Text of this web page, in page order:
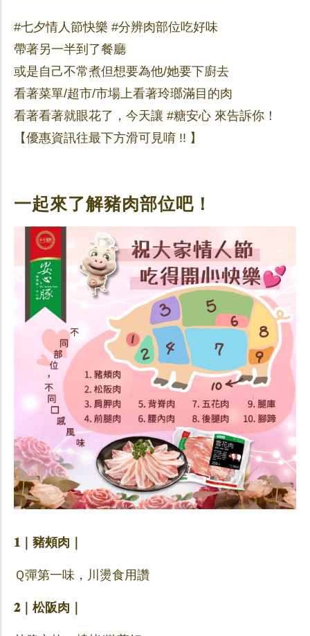
#七夕情人節快樂 #分辨肉部位吃好味
帶著另一半到了餐廳
或是自己不常煮但想要為他/她要下廚去
看著菜單/超市/市場上看著玲瑯滿目的肉
看著看著就眼花了，今天讓 #糖安心 來告訴你！
【優惠資訊往最下方滑可見唷 !! 】
一起來了解豬肉部位吧！
𝟏｜豬頰肉｜
Ｑ彈第一味，川燙食用讚
𝟐｜松阪肉｜